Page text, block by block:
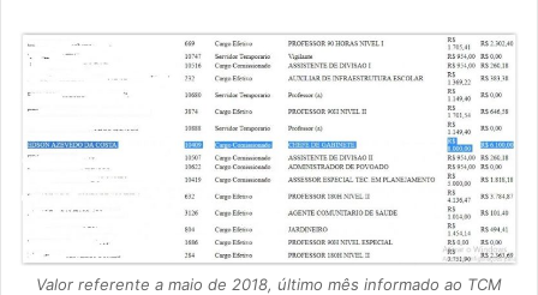
Valor referente a maio de 2018, último mês informado ao TCM